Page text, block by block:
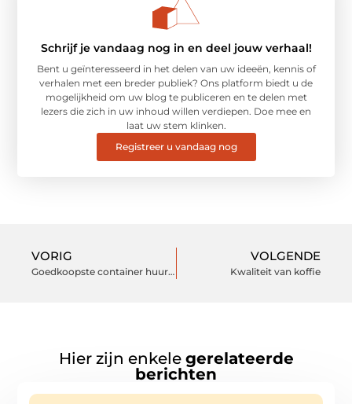
Schrijf je vandaag nog in en deel jouw verhaal!
Bent u geïnteresseerd in het delen van uw ideeën, kennis of
verhalen met een breder publiek? Ons platform biedt u de
mogelijkheid om uw blog te publiceren en te delen met
lezers die zich in uw inhoud willen verdiepen. Doe mee en
laat uw stem klinken.
Registreer u vandaag nog
VORIG
Goedkoopste container huur site
VOLGENDE
Kwaliteit van koffie
Hier zijn enkele gerelateerde
berichten